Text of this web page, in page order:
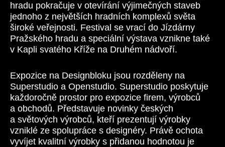
hradu pokračuje v otevírání výjimečných staveb
jednoho z největších hradních komplexů světa
široké veřejnosti. Festival se vrací do Jízdárny
Pražského hradu a speciální výstava vznikne také
v Kapli svatého Kříže na Druhém nádvoří.
Expozice na Designbloku jsou rozděleny na
Superstudio a Openstudio. Superstudio poskytuje
každoročně prostor pro expozice firem, výrobců
a obchodů. Představuje novinky českých
a světových výrobců, kteří prezentují výrobky
vzniklé ze spolupráce s designéry. Právě ochota
vyvíjet kvalitní výrobky s přidanou hodnotou je